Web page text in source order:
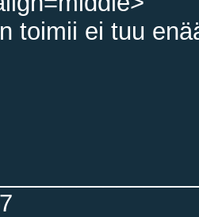
toimii ei tuu